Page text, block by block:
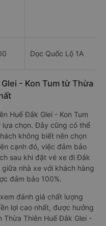
Dọc Quốc Lộ 1A
- Kon Tum từ Thừa
Huế Đắk Glei - Kon Tum
chọn. Đây cũng có thể
không biết nên chọn
cạnh đó, việc đảm bảo
sau khi đặt vé xe đi Đắk
giữa nhà xe với khách hàng
đảm bảo 100%.
đánh giá chất lượng
lợi cao nhất, được hưởng
Thừa Thiên Huế Đắk Glei -